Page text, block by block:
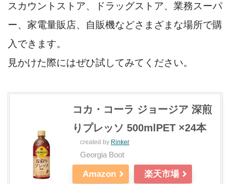
スカウントストア、ドラッグストア、業務スーパ
ー、家電量販店、自販機などさまざまな場所で購
入できます。
見かけた際にはぜひ試してみてください。
コカ・コーラ ジョージア 深煎
りプレッソ 500mlPET ×24本
created by Rinker
Georgia Boot
Amazon 楽天市場